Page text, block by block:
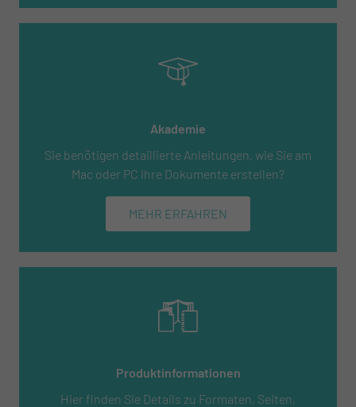
Akademie
Sie benötigen detaillierte Anleitungen, wie Sie am
Mac oder PC Ihre Dokumente erstellen?
MEHR ERFAHREN
Produktinformationen
Hier finden Sie Details zu Formaten, Seiten,